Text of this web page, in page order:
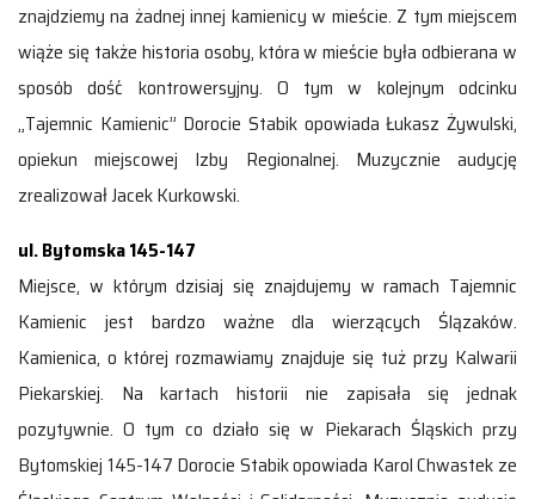
znajdziemy na żadnej innej kamienicy w mieście. Z tym miejscem
wiąże się także historia osoby, która w mieście była odbierana w
sposób dość kontrowersyjny. O tym w kolejnym odcinku
„Tajemnic Kamienic” Dorocie Stabik opowiada Łukasz Żywulski,
opiekun miejscowej Izby Regionalnej. Muzycznie audycję
zrealizował Jacek Kurkowski.
ul. Bytomska 145-147
Miejsce, w którym dzisiaj się znajdujemy w ramach Tajemnic
Kamienic jest bardzo ważne dla wierzących Ślązaków.
Kamienica, o której rozmawiamy znajduje się tuż przy Kalwarii
Piekarskiej. Na kartach historii nie zapisała się jednak
pozytywnie. O tym co działo się w Piekarach Śląskich przy
Bytomskiej 145-147 Dorocie Stabik opowiada Karol Chwastek ze